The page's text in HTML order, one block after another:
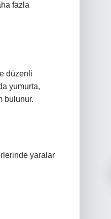
fazla
düzenli
yumurta,
bulunur.
yaralar